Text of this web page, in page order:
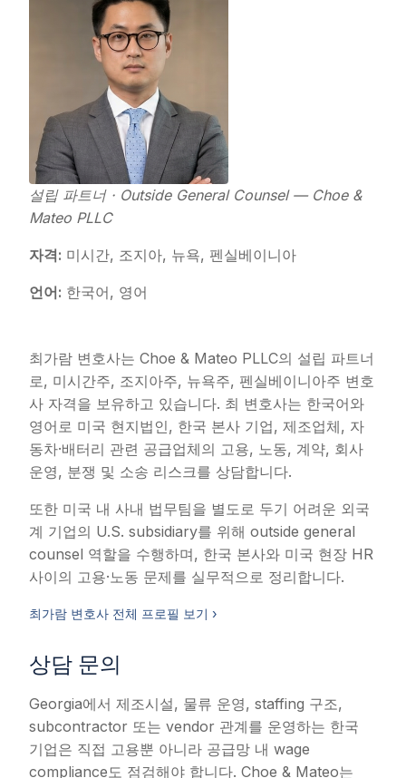
설립 파트너 · Outside General Counsel — Choe &
Mateo PLLC
자격: 미시간, 조지아, 뉴욕, 펜실베이니아
언어: 한국어, 영어
최가람 변호사는 Choe & Mateo PLLC의 설립 파트너
로, 미시간주, 조지아주, 뉴욕주, 펜실베이니아주 변호
사 자격을 보유하고 있습니다. 최 변호사는 한국어와
영어로 미국 현지법인, 한국 본사 기업, 제조업체, 자
동차·배터리 관련 공급업체의 고용, 노동, 계약, 회사
운영, 분쟁 및 소송 리스크를 상담합니다.
또한 미국 내 사내 법무팀을 별도로 두기 어려운 외국
계 기업의 U.S. subsidiary를 위해 outside general
counsel 역할을 수행하며, 한국 본사와 미국 현장 HR
사이의 고용·노동 문제를 실무적으로 정리합니다.
최가람 변호사 전체 프로필 보기 ›
상담 문의
Georgia에서 제조시설, 물류 운영, staffing 구조,
subcontractor 또는 vendor 관계를 운영하는 한국
기업은 직접 고용뿐 아니라 공급망 내 wage
compliance도 점검해야 합니다. Choe & Mateo는